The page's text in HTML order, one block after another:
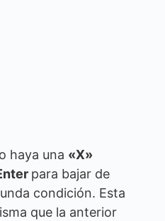
haya una «X»
para bajar de
condición. Esta
que la anterior